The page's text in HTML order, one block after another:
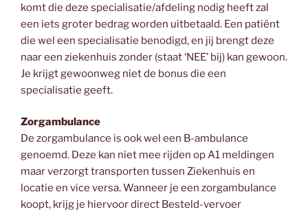
komt die deze specialisatie/afdeling nodig heeft zal
een iets groter bedrag worden uitbetaald. Een patiënt
die wel een specialisatie benodigd, en jij brengt deze
naar een ziekenhuis zonder (staat ‘NEE’ bij) kan gewoon.
Je krijgt gewoonweg niet de bonus die een
specialisatie geeft.
Zorgambulance
De zorgambulance is ook wel een B-ambulance
genoemd. Deze kan niet mee rijden op A1 meldingen
maar verzorgt transporten tussen Ziekenhuis en
locatie en vice versa. Wanneer je een zorgambulance
koopt, krijg je hiervoor direct Besteld-vervoer